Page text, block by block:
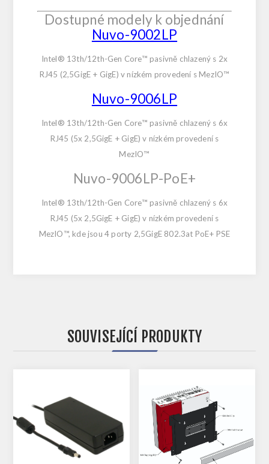
Dostupné modely k objednání
Nuvo-9002LP
Intel® 13th/12th-Gen Core™ pasivně chlazený s 2x
RJ45 (2,5GigE + GigE) v nízkém provedení s MezIO™
Nuvo-9006LP
Intel® 13th/12th-Gen Core™ pasivně chlazený s 6x
RJ45 (5x 2,5GigE + GigE) v nízkém provedení s
MezIO™
Nuvo-9006LP-PoE+
Intel® 13th/12th-Gen Core™ pasivně chlazený s 6x
RJ45 (5x 2,5GigE + GigE) v nízkém provedení s
MezIO™, kde jsou 4 porty 2,5GigE 802.3at PoE+ PSE
SOUVISEJÍCÍ PRODUKTY